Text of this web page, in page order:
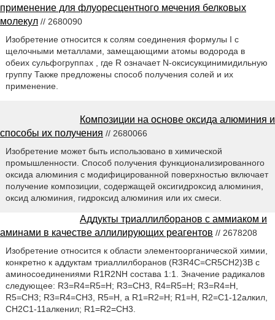
применение для флуоресцентного мечения белковых
молекул // 2680090
Изобретение относится к солям соединения формулы I с
щелочными металлами, замещающими атомы водорода в
обеих сульфогруппах , где R означает N-оксисукцинимидильную
группу Также предложены способ получения солей и их
применение.
Композиции на основе оксида алюминия и
способы их получения // 2680066
Изобретение может быть использовано в химической
промышленности. Способ получения функционализированного
оксида алюминия с модифицированной поверхностью включает
получение композиции, содержащей оксигидроксид алюминия,
оксид алюминия, гидроксид алюминия или их смеси.
Аддукты триаллилборанов с аммиаком и
аминами в качестве аллилирующих реагентов // 2678208
Изобретение относится к области элементоорганической химии,
конкретно к аддуктам триаллилборанов (R3R4C=CR5CH2)3B с
аминосоединениями R1R2NH состава 1:1. Значение радикалов
следующее: R3=R4=R5=Н; R3=СН3, R4=R5=Н; R3=R4=Н,
R5=СН3; R3=R4=СН3, R5=Н, a R1=R2=Н; R1=Н, R2=С1-12алкил,
СН2С1-11алкенил; R1=R2=СН3.